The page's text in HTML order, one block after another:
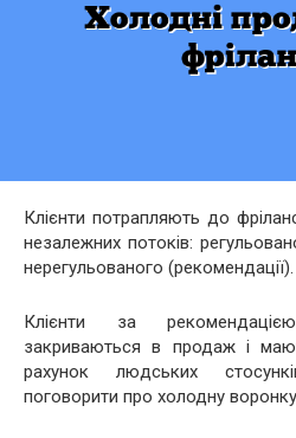
Клієнти потрапляють до
незалежних потоків:
нерегульованого (рекомендації).
Клієнти за
закриваються в продаж і
рахунок людських
поговорити про холодну